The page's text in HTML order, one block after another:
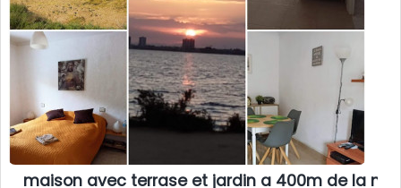
maison avec terrase et jardin a 400m de la mer